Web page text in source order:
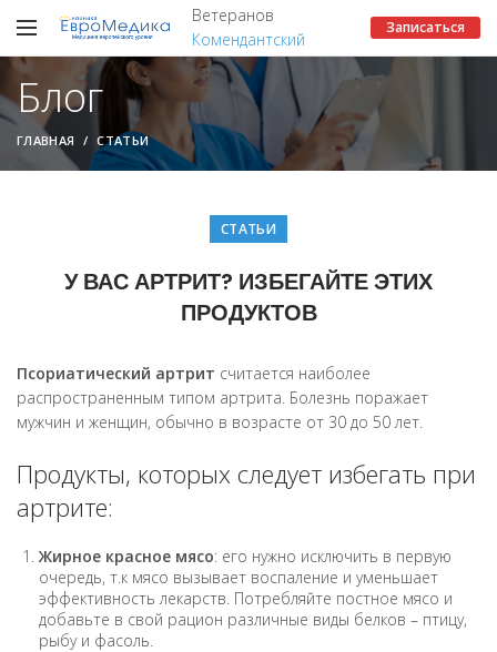
Ветеранов
Комендантский
Записаться
Блог
ГЛАВНАЯ СТАТЬИ
СТАТЬИ
У ВАС АРТРИТ? ИЗБЕГАЙТЕ ЭТИХ
ПРОДУКТОВ
Псориатический артрит считается наиболее
распространенным типом артрита. Болезнь поражает
мужчин и женщин, обычно в возрасте от 30 до 50 лет.
Продукты, которых следует избегать при
артрите:
Жирное красное мясо: его нужно исключить в первую
очередь, т.к мясо вызывает воспаление и уменьшает
эффективность лекарств. Потребляйте постное мясо и
добавьте в свой рацион различные виды белков – птицу,
рыбу и фасоль.